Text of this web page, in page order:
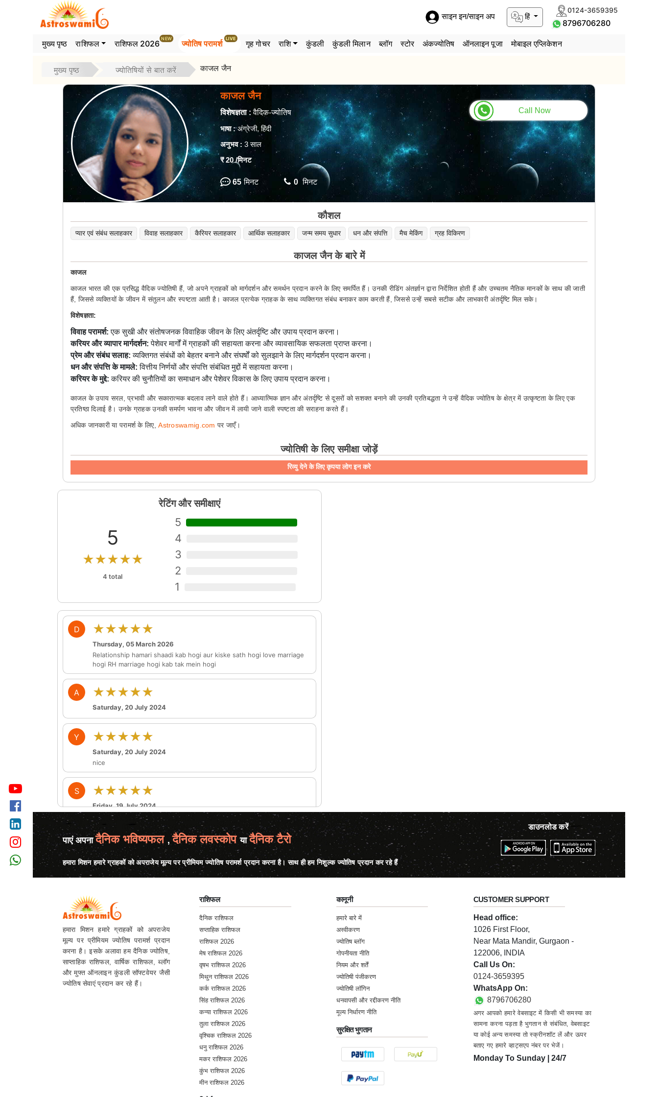
0124-3659395
8796706280
हिं
साइन इन/साइन अप
मुख्य पृष्ठ राशिफल राशिफल 2026
NEW
ज्योतिष परामर्श
LIVE
गृह गोचर राशि कुंडली कुंडली मिलान ब्लॉग स्टोर अंकज्योतिष ऑनलाइन पूजा मोबाइल एप्लिकेशन
मुख्य पृष्ठ ज्योतिषियों से बात करें काजल जैन
काजल जैन
विशेषज्ञता : वैदिक-ज्योतिष
भाषा :अंग्रेजी, हिंदी
अनुभव :3 साल
₹ 20/मिनट
65 मिनट 0 मिनट
Call Now
कौशल
प्यार एवं संबंध सलाहकार विवाह सलाहकार कैरियर सलाहकार आर्थिक सलाहकार जन्म समय सुधार धन और संपत्ति मैच मेकिंग ग्रह विकिरण
काजल जैन के बारे में
काजल
काजल भारत की एक प्रसिद्ध वैदिक ज्योतिषी हैं, जो अपने ग्राहकों को मार्गदर्शन और समर्थन प्रदान करने के लिए समर्पित हैं। उनकी रीडिंग अंतर्ज्ञान द्वारा निर्देशित होती हैं और उच्चतम नैतिक मानकों के साथ की जाती
हैं, जिससे व्यक्तियों के जीवन में संतुलन और स्पष्टता आती है। काजल प्रत्येक ग्राहक के साथ व्यक्तिगत संबंध बनाकर काम करती हैं, जिससे उन्हें सबसे सटीक और लाभकारी अंतर्दृष्टि मिल सके।
विशेषज्ञता:
विवाह परामर्श: एक सुखी और संतोषजनक विवाहिक जीवन के लिए अंतर्दृष्टि और उपाय प्रदान करना।
करियर और व्यापार मार्गदर्शन: पेशेवर मार्गों में ग्राहकों की सहायता करना और व्यावसायिक सफलता प्राप्त करना।
प्रेम और संबंध सलाह: व्यक्तिगत संबंधों को बेहतर बनाने और संघर्षों को सुलझाने के लिए मार्गदर्शन प्रदान करना।
धन और संपत्ति के मामले: वित्तीय निर्णयों और संपत्ति संबंधित मुद्दों में सहायता करना।
करियर के मुद्दे: करियर की चुनौतियों का समाधान और पेशेवर विकास के लिए उपाय प्रदान करना।
काजल के उपाय सरल, प्रभावी और सकारात्मक बदलाव लाने वाले होते हैं। आध्यात्मिक ज्ञान और अंतर्दृष्टि से दूसरों को सशक्त बनाने की उनकी प्रतिबद्धता ने उन्हें वैदिक ज्योतिष के क्षेत्र में उत्कृष्टता के लिए एक
प्रतिष्ठा दिलाई है। उनके ग्राहक उनकी समर्पण भावना और जीवन में लायी जाने वाली स्पष्टता की सराहना करते हैं।
अधिक जानकारी या परामर्श के लिए,Astroswamig.com पर जाएँ।
ज्योतिषी के लिए समीक्षा जोड़ें
रिव्यु देने के लिए कृपया लोग इन करे
रेटिंग और समीक्षाएं
5
★★★★★
4 total
5
4
3
2
1
D ★★★★★
Thursday, 05 March 2026
Relationship hamari shaadi kab hogi aur kiske sath hogi love marriage
hogi RH marriage hogi kab tak mein hogi
A ★★★★★
Saturday, 20 July 2024
Y ★★★★★
Saturday, 20 July 2024
nice
S ★★★★★
Friday, 19 July 2024
thankyou so much kajal ji. your remedy is very simple
पाएं अपनादैनिक भविष्यफल ,दैनिक लवस्कोपयादैनिक टैरो
हमारा मिशन हमारे ग्राहकों को अपराजेय मूल्य पर प्रीमियम ज्योतिष परामर्श प्रदान करना है। साथ ही हम निशुल्क ज्योतिष प्रदान कर रहे हैं
डाउनलोड करें
हमारा मिशन हमारे ग्राहकों को अपराजेय
मूल्य पर प्रीमियम ज्योतिष परामर्श प्रदान
करना है। इसके अलावा हम दैनिक ज्योतिष,
साप्ताहिक राशिफल, वार्षिक राशिफल, ब्लॉग
और मुफ्त ऑनलाइन कुंडली सॉफ्टवेयर जैसी
ज्योतिष सेवाएं प्रदान कर रहे हैं।
राशिफल
दैनिक राशिफल
सप्ताहिक राशिफल
राशिफल 2026
मेष राशिफल 2026
वृषभ राशिफल 2026
मिथुन राशिफल 2026
कर्क राशिफल 2026
सिंह राशिफल 2026
कन्या राशिफल 2026
तुला राशिफल 2026
वृश्चिक राशिफल 2026
धनु राशिफल 2026
मकर राशिफल 2026
कुंभ राशिफल 2026
मीन राशिफल 2026
कानूनी
हमारे बारे में
अस्वीकरण
ज्योतिष ब्लॉग
गोपनीयता नीति
नियम और शर्तें
ज्योतिषी पंजीकरण
ज्योतिषी लॉगिन
धनवापसी और रद्दीकरण नीति
मूल्य निर्धारण नीति
सुरक्षित भुगतान
CUSTOMER SUPPORT
Head office:
1026 First Floor,
Near Mata Mandir, Gurgaon -
122006, INDIA
Call Us On:
0124-3659395
WhatsApp On:
8796706280
अगर आपको हमारे वेबसाइट में किसी भी समस्या का
सामना करना पड़ता है भुगतान से संबंधित, वेबसाइट
या कोई अन्य समस्या तो स्क्रीनशॉट लें और ऊपर
बताए गए हमारे व्हाट्सएप नंबर पर भेजें।
Monday To Sunday | 24/7